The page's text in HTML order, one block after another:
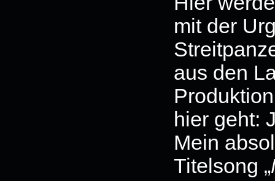
mit der
aus den
hier geht:
Mein
Titelsong „